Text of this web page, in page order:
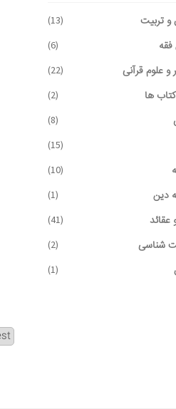
و تربیت (13)
(6)
و علوم قرآنی (22)
ها (2)
(8)
(15)
(10)
دین (1)
عقائد (41)
شناسی (2)
(1)